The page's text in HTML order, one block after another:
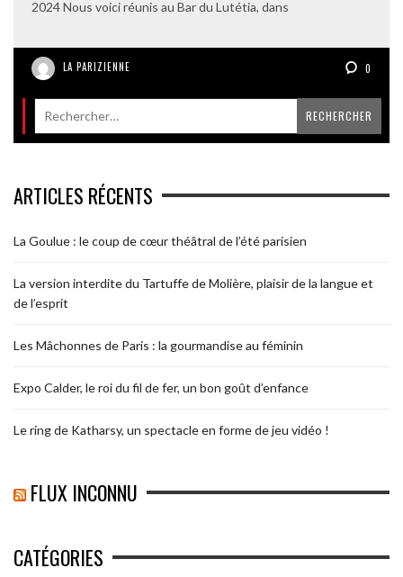
2024 Nous voici réunis au Bar du Lutétia, dans
LA PARIZIENNE 0
ARTICLES RÉCENTS
La Goulue : le coup de cœur théâtral de l’été parisien
La version interdite du Tartuffe de Molière, plaisir de la langue et
de l’esprit
Les Mâchonnes de Paris : la gourmandise au féminin
Expo Calder, le roi du fil de fer, un bon goût d’enfance
Le ring de Katharsy, un spectacle en forme de jeu vidéo !
FLUX INCONNU
CATÉGORIES